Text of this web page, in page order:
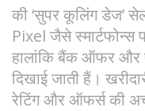
की ‘सुपर कूलिंग डेज’
Pixel जैसे स्मार्टफोन्स
हालांकि बैंक ऑफर और
दिखाई जाती हैं।
रेटिंग और ऑफर्स की